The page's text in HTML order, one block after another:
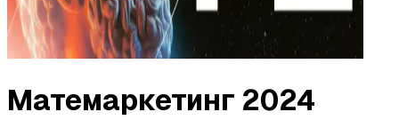
Матемаркетинг 2024